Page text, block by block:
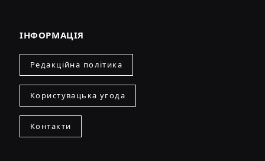
ІНФОРМАЦІЯ
Редакційна політика
Користувацька угода
Контакти